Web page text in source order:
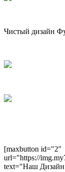
Чистый дизайн
[maxbutton id="2"
url="https://
text="Наш Дизайн